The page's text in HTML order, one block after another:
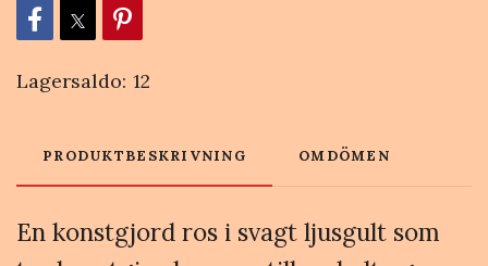
Lagersaldo: 12
PRODUKTBESKRIVNING OMDÖMEN
En konstgjord ros i svagt ljusgult som